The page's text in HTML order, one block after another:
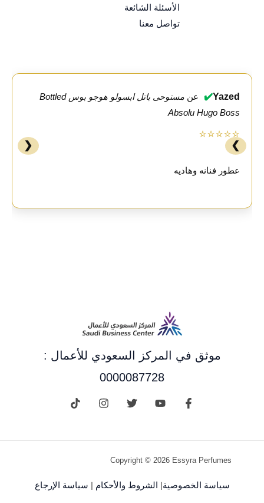
الأسئلة الشائعة
تواصل معنا
Yazed
✔️ عن
مستوحى باتل ابسولو هوجو بوس Bottled
Absolu Hugo Boss
⭐⭐⭐⭐⭐
عطور فنانه وهاديه
❮ ❯
موثق في المركز السعودي للأعمال :
0000087728
Copyright © 2026 Essyra Perfumes
سياسة الخصوصية الشروط والأحكام سياسة الإرجاع